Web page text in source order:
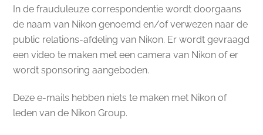
In de frauduleuze correspondentie wordt doorgaans
de naam van Nikon genoemd en/of verwezen naar de
public relations-afdeling van Nikon. Er wordt gevraagd
een video te maken met een camera van Nikon of er
wordt sponsoring aangeboden.
Deze e-mails hebben niets te maken met Nikon of
leden van de Nikon Group.